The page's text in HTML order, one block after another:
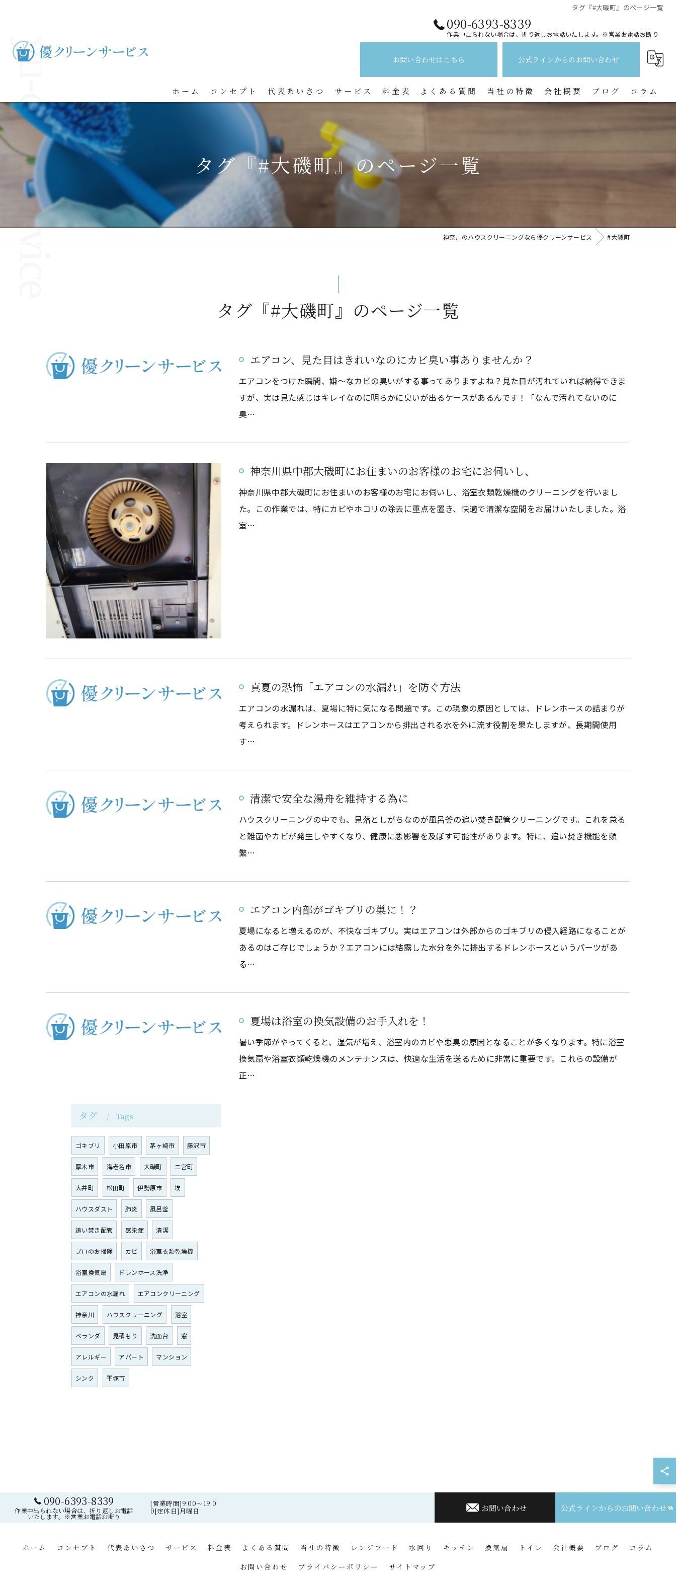
タグ『#大磯町』のページ一覧
090-6393-8339
作業中出られない場合は、折り返しお電話いたします。※営業お電話お断り
お問い合わせはこちら 公式ラインからのお問い合わせ
ホーム コンセプト 代表あいさつ サービス 料金表 よくある質問 当社の特徴
トイレ
会社概要 ブログ コラム
タグ『#大磯町』のページ一覧
神奈川のハウスクリーニングなら優クリーンサービス #大磯町
タグ『#大磯町』のページ一覧
エアコン、見た目はきれいなのにカビ臭い事ありませんか？
エアコンをつけた瞬間、嫌～なカビの臭いがする事ってありますよね？見た目が汚れていれば納得できま
すが、実は見た感じはキレイなのに明らかに臭いが出るケースがあるんです！「なんで汚れてないのに
臭…
神奈川県中郡大磯町にお住まいのお客様のお宅にお伺いし、
神奈川県中郡大磯町にお住まいのお客様のお宅にお伺いし、浴室衣類乾燥機のクリーニングを行いまし
た。この作業では、特にカビやホコリの除去に重点を置き、快適で清潔な空間をお届けいたしました。浴
室…
真夏の恐怖「エアコンの水漏れ」を防ぐ方法
エアコンの水漏れは、夏場に特に気になる問題です。この現象の原因としては、ドレンホースの詰まりが
考えられます。ドレンホースはエアコンから排出される水を外に流す役割を果たしますが、長期間使用
す…
清潔で安全な湯舟を維持する為に
ハウスクリーニングの中でも、見落としがちなのが風呂釜の追い焚き配管クリーニングです。これを怠る
と雑菌やカビが発生しやすくなり、健康に悪影響を及ぼす可能性があります。特に、追い焚き機能を頻
繁…
エアコン内部がゴキブリの巣に！？
夏場になると増えるのが、不快なゴキブリ。実はエアコンは外部からのゴキブリの侵入経路になることが
あるのはご存じでしょうか？エアコンには結露した水分を外に排出するドレンホースというパーツがあ
る…
夏場は浴室の換気設備のお手入れを！
暑い季節がやってくると、湿気が増え、浴室内のカビや悪臭の原因となることが多くなります。特に浴室
換気扇や浴室衣類乾燥機のメンテナンスは、快適な生活を送るために非常に重要です。これらの設備が
正…
タグ Tags
ゴキブリ 小田原市 茅ヶ崎市 藤沢市
厚木市 海老名市 大磯町 二宮町
大井町 松田町 伊勢原市 埃
ハウスダスト 肺炎 風呂釜
追い焚き配管 感染症 清潔
プロのお掃除 カビ 浴室衣類乾燥機
浴室換気扇 ドレンホース洗浄
エアコンの水漏れ エアコンクリーニング
神奈川 ハウスクリーニング 浴室
ベランダ 見積もり 洗面台 窓
アレルギー アパート マンション
シンク 平塚市
090-6393-8339
作業中出られない場合は、折り返しお電話
いたします。※営業お電話お断り
[営業時間]9:00～19:0
0[定休日]月曜日
お問い合わせ 公式ラインからのお問い合わせ
ホーム コンセプト 代表あいさつ サービス 料金表 よくある質問 当社の特徴 レンジフード 水回り キッチン 換気扇 トイレ 会社概要 ブログ
コラム
お問い合わせ
プライバシーポリシー サイトマップ